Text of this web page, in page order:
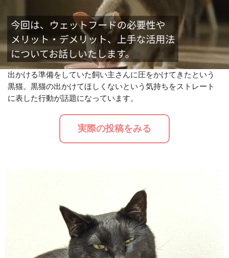
出かける準備をしていた飼い主さんに圧をかけてきたという
黒猫。黒猫の出かけてほしくないという気持ちをストレート
に表した行動が話題になっています。
実際の投稿をみる